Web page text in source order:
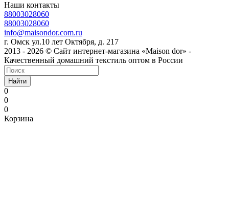
Наши контакты
88003028060
88003028060
info@maisondor.com.ru
г. Омск ул.10 лет Октября, д. 217
2013 - 2026 © Сайт интернет-магазина «Maison dor» -
Качественный домашний текстиль оптом в России
Найти
0
0
0
Корзина